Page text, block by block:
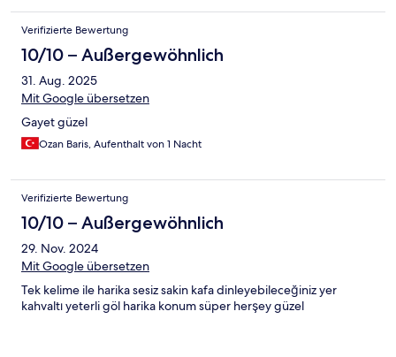
Verifizierte Bewertung
10/10 – Außergewöhnlich
31. Aug. 2025
Mit Google übersetzen
Gayet güzel
Ozan Baris, Aufenthalt von 1 Nacht
Verifizierte Bewertung
10/10 – Außergewöhnlich
29. Nov. 2024
Mit Google übersetzen
Tek kelime ile harika sesiz sakin kafa dinleyebileceğiniz yer
kahvaltı yeterli göl harika konum süper herşey güzel